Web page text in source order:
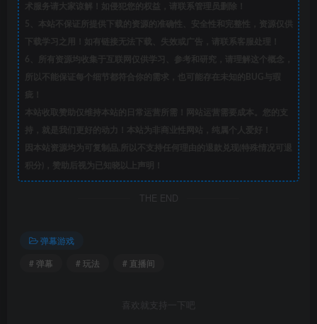
THE END
弹幕游戏
# 弹幕
# 玩法 # 直播间
喜欢就支持一下吧